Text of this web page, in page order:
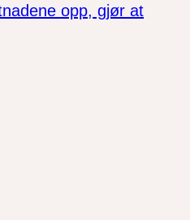
opp, gjør at